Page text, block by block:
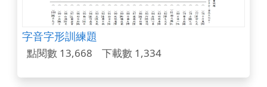
字音字形訓練題
點閱數 13,668 下載數 1,334